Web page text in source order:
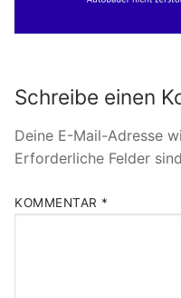
Schreibe einen
Deine E-Mail-Adresse
Erforderliche Felder
KOMMENTAR *